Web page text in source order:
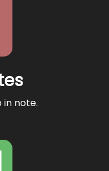
note.